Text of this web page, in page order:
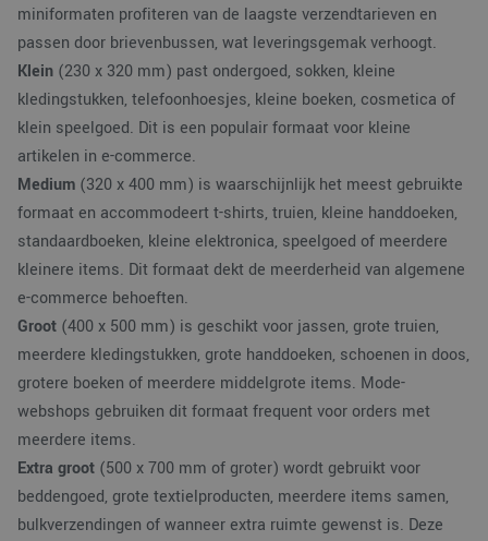
miniformaten profiteren van de laagste verzendtarieven en
passen door brievenbussen, wat leveringsgemak verhoogt.
Klein (230 x 320 mm) past ondergoed, sokken, kleine
kledingstukken, telefoonhoesjes, kleine boeken, cosmetica of
klein speelgoed. Dit is een populair formaat voor kleine
artikelen in e-commerce.
Medium (320 x 400 mm) is waarschijnlijk het meest gebruikte
formaat en accommodeert t-shirts, truien, kleine handdoeken,
standaardboeken, kleine elektronica, speelgoed of meerdere
kleinere items. Dit formaat dekt de meerderheid van algemene
e-commerce behoeften.
Groot (400 x 500 mm) is geschikt voor jassen, grote truien,
meerdere kledingstukken, grote handdoeken, schoenen in doos,
grotere boeken of meerdere middelgrote items. Mode-
webshops gebruiken dit formaat frequent voor orders met
meerdere items.
Extra groot (500 x 700 mm of groter) wordt gebruikt voor
beddengoed, grote textielproducten, meerdere items samen,
bulkverzendingen of wanneer extra ruimte gewenst is. Deze
voordat hij de
genoemde website
bezocht.
MUID
Microsoft
Corporation
.bing.com
1 jaar
Deze cookie wordt
veel gebruikt door
mijn Microsoft als
een unieke
microsoft-scripts.
aangenomen dat het
synchroniseert
veel verschillende
Microsoft-
waardoor gebruikers
.c.clarity.ms Sessie
MSN 1st party
het gebruik van de
website voor interne
analyses te meten.
MUID
Corporation
.clarity.ms
veel gebruikt door
mijn Microsoft als
een unieke
gebruikers-ID. Het
kan worden